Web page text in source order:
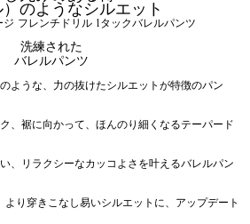
）のようなシルエット
ジ フレンチドリル 1タックバレルパンツ
洗練された
バレルパンツ
ような、力の抜けたシルエットが特徴のパン
、裾に向かって、ほんのり細くなるテーパード
、リラクシーなカッコよさを叶えるバレルパン
り穿きこなし易いシルエットに、アップデート